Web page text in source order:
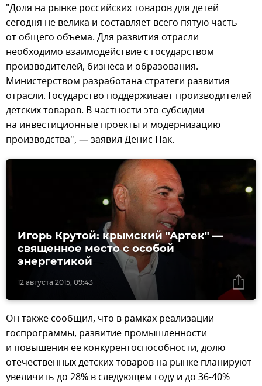
"Доля на рынке российских товаров для детей
сегодня не велика и составляет всего пятую часть
от общего объема. Для развития отрасли
необходимо взаимодействие с государством
производителей, бизнеса и образования.
Министерством разработана стратеги развития
отрасли. Государство поддерживает производителей
детских товаров. В частности это субсидии
на инвестиционные проекты и модернизацию
производства", — заявил Денис Пак.
12 августа 2015, 09:43
Игорь Крутой: крымский "Артек" —
священное место с особой
энергетикой
Он также сообщил, что в рамках реализации
госпрограммы, развитие промышленности
и повышения ее конкурентоспособности, долю
отечественных детских товаров на рынке планируют
увеличить до 28% в следующем году и до 36-40%